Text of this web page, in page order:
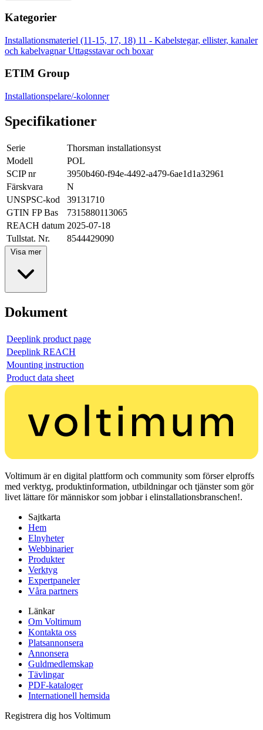
Kategorier
Installationsmateriel (11-15, 17, 18) 11 - Kabelstegar, ellister, kanaler
och kabelvagnarUttagsstavar och boxar
ETIM Group
Installationspelare/-kolonner
Specifikationer
Serie
Thorsman installationsyst
Modell
POL
SCIP nr
3950b460-f94e-4492-a479-6ae1d1a32961
Färskvara
N
UNSPSC-kod
39131710
GTIN FP Bas
7315880113065
REACH datum 2025-07-18
Tullstat. Nr.
8544429090
Visa mer
Dokument
Deeplink product page
Deeplink REACH
Mounting instruction
Product data sheet
Voltimum är en digital plattform och community som förser elproffs
med verktyg, produktinformation, utbildningar och tjänster som gör
livet lättare för människor som jobbar i elinstallationsbranschen!.
Sajtkarta
Hem
Elnyheter
Webbinarier
Produkter
Verktyg
Expertpaneler
Våra partners
Länkar
Om Voltimum
Kontakta oss
Platsannonsera
Annonsera
Guldmedlemskap
Tävlingar
PDF-kataloger
Internationell hemsida
Registrera dig hos Voltimum